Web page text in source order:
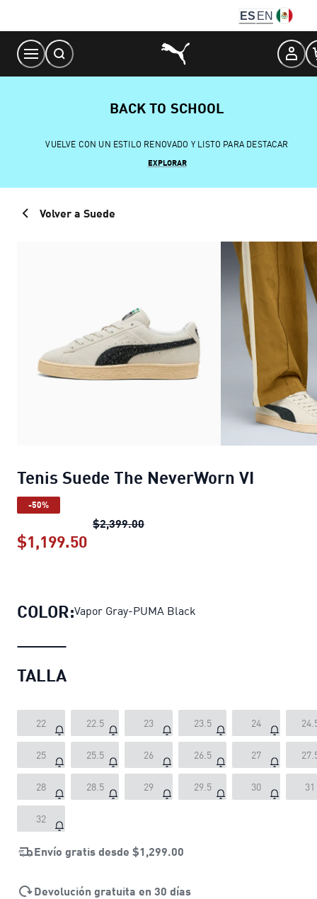
Content
ES EN
BACK TO SCHOOL
VUELVE CON UN ESTILO RENOVADO Y LISTO PARA DESTACAR
EXPLORAR
Volver a Suede
Tenis Suede The NeverWorn VI
-50%
$2,399.00Tenis Suede The NeverWorn VI
$1,199.50
COLOR:Vapor Gray-PUMA Black
TALLA
22 22.5 23 23.5 24
25 25.5 26 26.5 27
28 28.5 29 29.5 30 31
32
Envío gratis desde $1,299.00
Devolución gratuita en 30 días